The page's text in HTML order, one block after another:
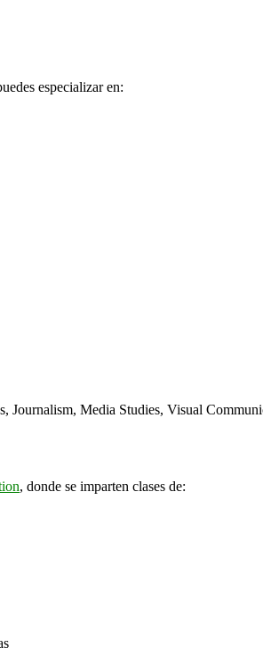
especializar en:
Journalism, Media Studies, Visual
, donde se imparten clases de: